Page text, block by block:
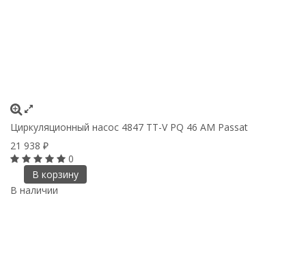
Циркуляционный насос 4847 TT-V PQ 46 AM Passat
21 938 ₽
0
В корзину
В наличии